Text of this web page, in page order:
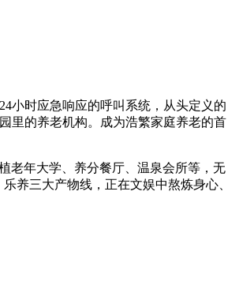
小时应急响应的呼叫系统，从头定义的
里的养老机构。成为浩繁家庭养老的首
老年大学、养分餐厅、温泉会所等，无
养三大产物线，正在文娱中熬炼身心、